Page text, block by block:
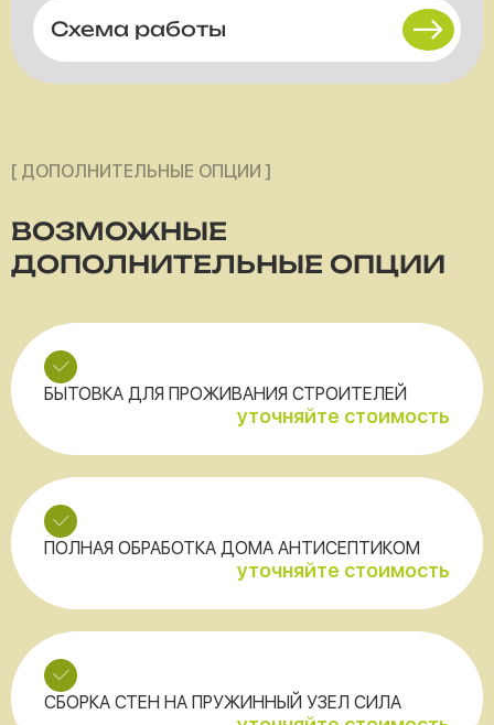
Схема работы
[ ДОПОЛНИТЕЛЬНЫЕ ОПЦИИ ]
ВОЗМОЖНЫЕ
ДОПОЛНИТЕЛЬНЫЕ ОПЦИИ
БЫТОВКА ДЛЯ ПРОЖИВАНИЯ СТРОИТЕЛЕЙ
уточняйте стоимость
ПОЛНАЯ ОБРАБОТКА ДОМА АНТИСЕПТИКОМ
уточняйте стоимость
СБОРКА СТЕН НА ПРУЖИННЫЙ УЗЕЛ СИЛА